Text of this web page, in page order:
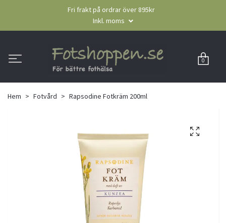
Fri frakt på ordrar över 895kr
Inkl. moms
0
Hem Fotvård Rapsodine Fotkräm 200ml